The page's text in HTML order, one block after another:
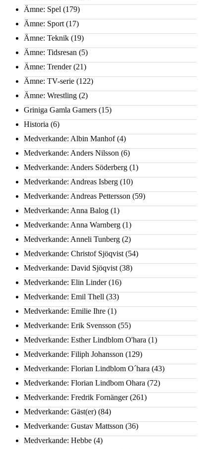
Ämne: Spel (179)
Ämne: Sport (17)
Ämne: Teknik (19)
Ämne: Tidsresan (5)
Ämne: Trender(21)
Ämne: TV-serie (122)
Ämne: Wrestling (2)
Griniga Gamla Gamers (15)
Historia (6)
Medverkande: Albin Manhof(4)
Medverkande: Anders Nilsson (6)
Medverkande: Anders Söderberg (1)
Medverkande: Andreas Isberg (10)
Medverkande: Andreas Pettersson (59)
Medverkande: Anna Balog (1)
Medverkande: Anna Warnberg (1)
Medverkande: Anneli Tunberg (2)
Medverkande: Christof Sjöqvist (54)
Medverkande: David Sjöqvist (38)
Medverkande: Elin Linder(16)
Medverkande: Emil Thell (33)
Medverkande: Emilie Ihre (1)
Medverkande: Erik Svensson (55)
Medverkande: Esther Lindblom O'hara (1)
Medverkande: Filiph Johansson (129)
Medverkande: Florian Lindblom O´hara (43)
Medverkande: Florian Lindbom Ohara (72)
Medverkande: Fredrik Fornänger(261)
Medverkande: Gäst(er) (84)
Medverkande: Gustav Mattsson (36)
Medverkande: Hebbe (4)